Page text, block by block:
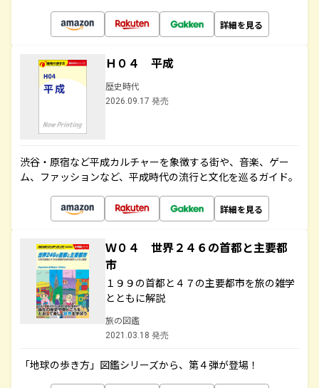
詳細を見る
Ｈ０４ 平成
歴史時代
2026.09.17 発売
渋谷・原宿など平成カルチャーを象徴する街や、音楽、ゲー
ム、ファッションなど、平成時代の流行と文化を巡るガイド。
詳細を見る
Ｗ０４ 世界２４６の首都と主要都
市
１９９の首都と４７の主要都市を旅の雑学
とともに解説
旅の図鑑
2021.03.18 発売
「地球の歩き方」図鑑シリーズから、第４弾が登場！